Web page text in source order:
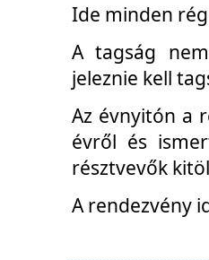
Ide minden
A tagság
jeleznie kell
Az évnyitón a
évről és
résztvevők
A rendezvény